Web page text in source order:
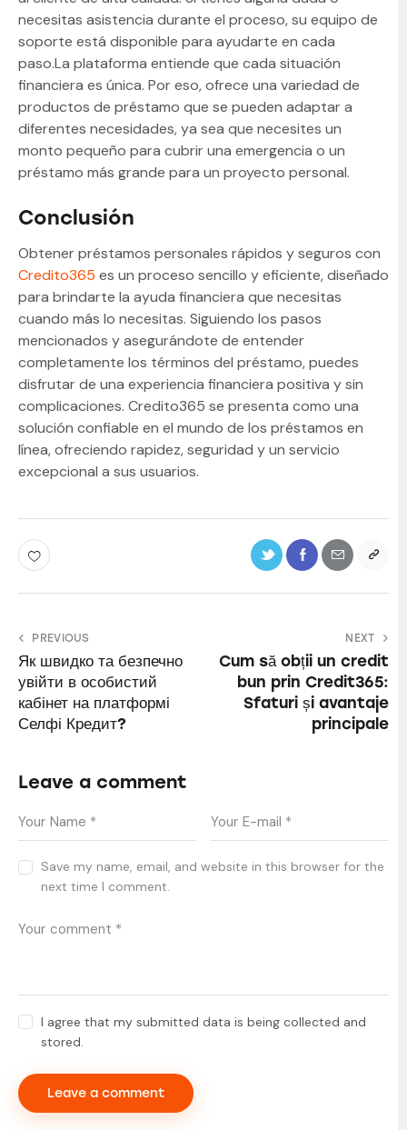
necesitas asistencia durante el proceso, su equipo de
soporte está disponible para ayudarte en cada
paso.La plataforma entiende que cada situación
financiera es única. Por eso, ofrece una variedad de
productos de préstamo que se pueden adaptar a
diferentes necesidades, ya sea que necesites un
monto pequeño para cubrir una emergencia o un
préstamo más grande para un proyecto personal.
Conclusión
Obtener préstamos personales rápidos y seguros con
Credito365 es un proceso sencillo y eficiente, diseñado
para brindarte la ayuda financiera que necesitas
cuando más lo necesitas. Siguiendo los pasos
mencionados y asegurándote de entender
completamente los términos del préstamo, puedes
disfrutar de una experiencia financiera positiva y sin
complicaciones. Credito365 se presenta como una
solución confiable en el mundo de los préstamos en
línea, ofreciendo rapidez, seguridad y un servicio
excepcional a sus usuarios.
PREVIOUS
Як швидко та безпечно
увійти в особистий
кабінет на платформі
Селфі Кредит?
NEXT
Cum să obții un credit
bun prin Credit365:
Sfaturi și avantaje
principale
Leave a comment
Save my name, email, and website in this browser for the
next time I comment.
I agree that my submitted data is being collected and
stored.